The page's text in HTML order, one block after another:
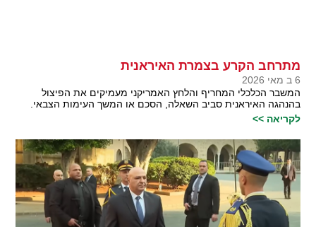
מתרחב הקרע בצמרת האיראנית
6 ב מאי 2026
המשבר הכלכלי המחריף והלחץ האמריקני מעמיקים את הפיצול
בהנהגה האיראנית סביב השאלה, הסכם או המשך העימות הצבאי.
לקריאה >>